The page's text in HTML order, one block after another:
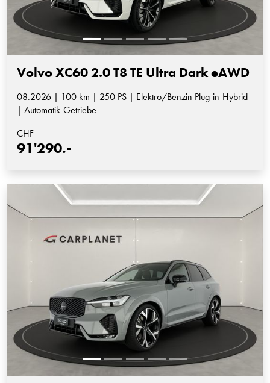
Volvo XC60 2.0 T8 TE Ultra Dark eAWD
08.2026 | 100 km | 250 PS | Elektro/Benzin Plug-in-Hybrid
| Automatik-Getriebe
CHF
91'290.-